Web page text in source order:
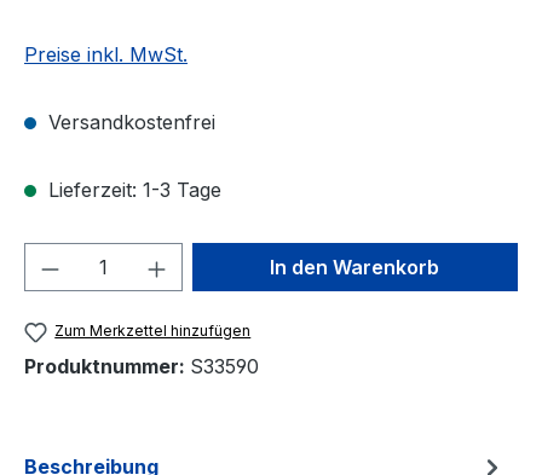
Preise inkl. MwSt.
Versandkostenfrei
Lieferzeit: 1-3 Tage
Produkt Anzahl: Gib denIn den Warenkorb
Zum Merkzettel hinzufügen
Produktnummer: S33590
Beschreibung